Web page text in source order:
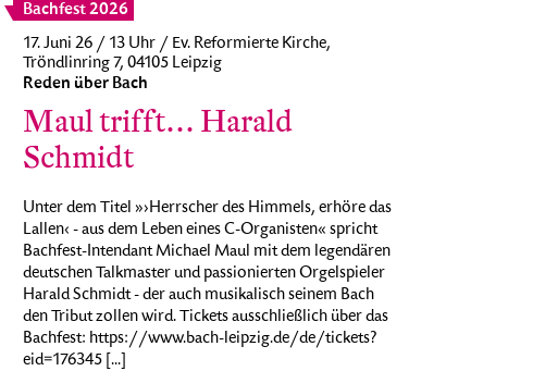
Bachfest 2026
17. Juni 26 / 13 Uhr / Ev. Reformierte Kirche,
Tröndlinring 7, 04105 Leipzig
Reden über Bach
Maul trifft… Harald
Schmidt
Unter dem Titel »›Herrscher des Himmels, erhöre das
Lallen‹ - aus dem Leben eines C-Organisten« spricht
Bachfest-Intendant Michael Maul mit dem legendären
deutschen Talkmaster und passionierten Orgelspieler
Harald Schmidt - der auch musikalisch seinem Bach
den Tribut zollen wird. Tickets ausschließlich über das
Bachfest: https://www.bach-leipzig.de/de/tickets?
eid=176345 [...]